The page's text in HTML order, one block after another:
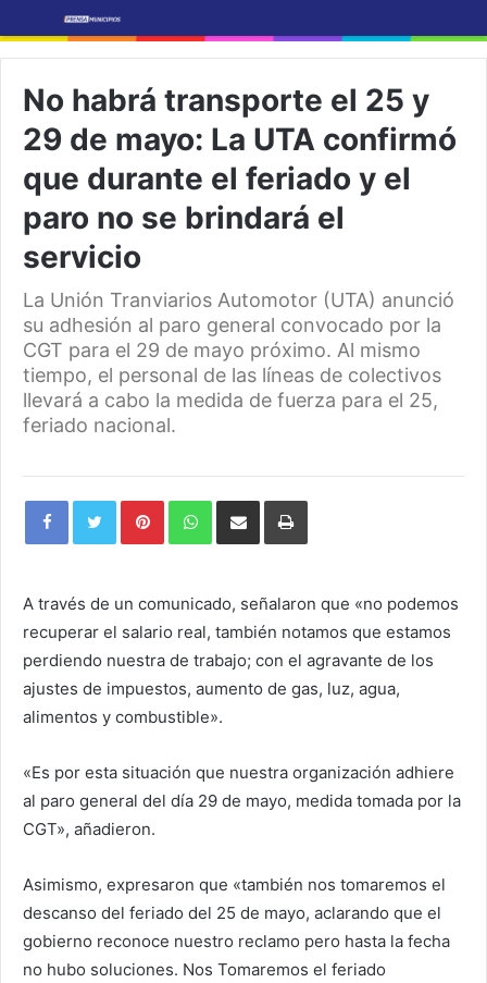
No habrá transporte el 25 y
29 de mayo: La UTA confirmó
que durante el feriado y el
paro no se brindará el
servicio
La Unión Tranviarios Automotor (UTA) anunció
su adhesión al paro general convocado por la
CGT para el 29 de mayo próximo. Al mismo
tiempo, el personal de las líneas de colectivos
llevará a cabo la medida de fuerza para el 25,
feriado nacional.
PinterestWhatsAppShare
Email
Print
A través de un comunicado, señalaron que «no podemos
recuperar el salario real, también notamos que estamos
perdiendo nuestra de trabajo; con el agravante de los
ajustes de impuestos, aumento de gas, luz, agua,
alimentos y combustible».
«Es por esta situación que nuestra organización adhiere
al paro general del día 29 de mayo, medida tomada por la
CGT», añadieron.
Asimismo, expresaron que «también nos tomaremos el
descanso del feriado del 25 de mayo, aclarando que el
gobierno reconoce nuestro reclamo pero hasta la fecha
no hubo soluciones. Nos Tomaremos el feriado